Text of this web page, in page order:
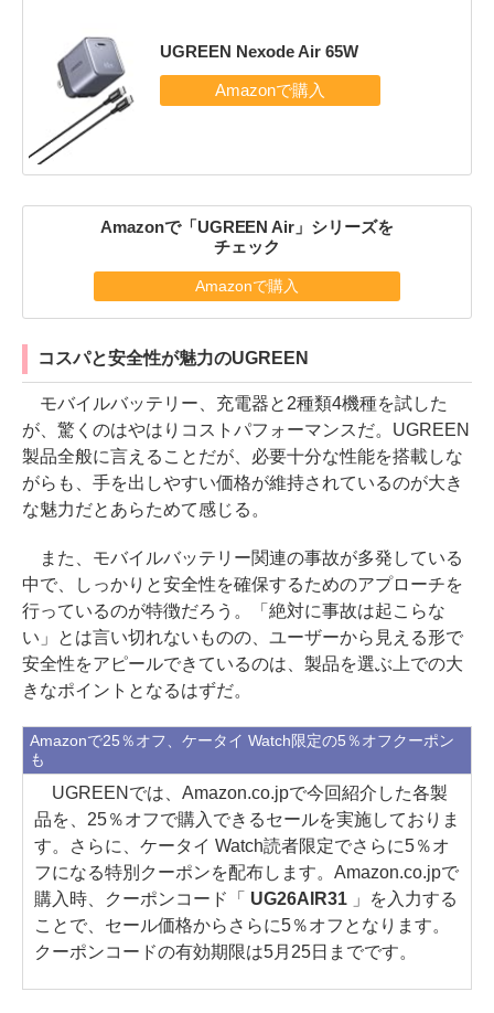
UGREEN Nexode Air 65W
Amazonで「UGREEN Air」シリーズを
チェック
Amazonで購入
コスパと安全性が魅力のUGREEN
モバイルバッテリー、充電器と2種類4機種を試した
が、驚くのはやはりコストパフォーマンスだ。UGREEN
製品全般に言えることだが、必要十分な性能を搭載しな
がらも、手を出しやすい価格が維持されているのが大き
な魅力だとあらためて感じる。
また、モバイルバッテリー関連の事故が多発している
中で、しっかりと安全性を確保するためのアプローチを
行っているのが特徴だろう。「絶対に事故は起こらな
い」とは言い切れないものの、ユーザーから見える形で
安全性をアピールできているのは、製品を選ぶ上での大
きなポイントとなるはずだ。
Amazonで25％オフ、ケータイ Watch限定の5％オフクーポン
も
UGREENでは、Amazon.co.jpで今回紹介した各製
品を、25％オフで購入できるセールを実施しておりま
す。さらに、ケータイ Watch読者限定でさらに5％オ
フになる特別クーポンを配布します。Amazon.co.jpで
購入時、クーポンコード「
UG26AIR31 」を入力する
ことで、セール価格からさらに5％オフとなります。
クーポンコードの有効期限は5月25日までです。